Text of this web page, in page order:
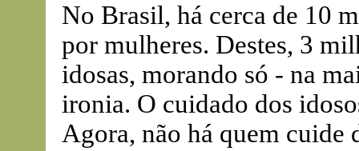
No Brasil, há cerca de 10
por mulheres. Destes, 3
idosas, morando só - na
ironia. O cuidado dos
Agora, não há quem cuide